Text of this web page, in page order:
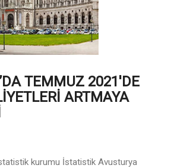
TEMMUZ 2021'DE
ARTMAYA
kurumu İstatistik Avusturya